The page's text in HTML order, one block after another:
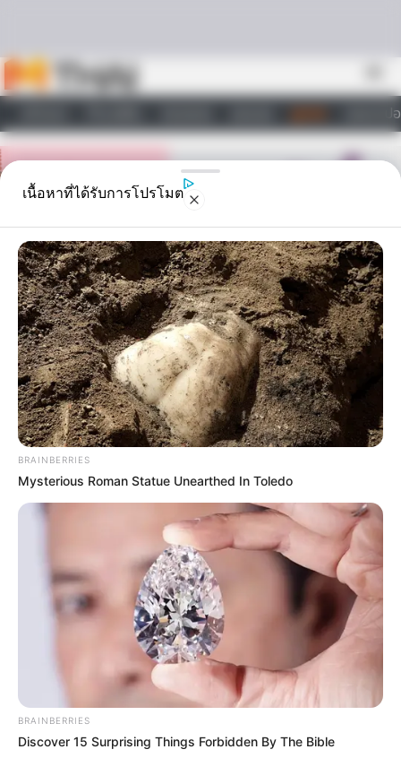
วอลเปเ
ไลฟ์สไตล์
ดูดวงรายวัน
ดวงรายวัน 21 มิถุนายน
พ.ศ. 2565
ดูดวงรายวัน ประจำวันอังคาร ที่ 21 มิถุนายน พ.ศ. 2565 คนวัน
อาทิตย์ ไพ่ประจำวันของท่าน คือ ไพ่สังคม วันนี้ใครทำงานด้านบริการ
ค้าขาย เป็นเซล หรือนายหน้า…
เนื้อหาที่ได้รับการโปรโมต
BRAINBERRIES
Mysterious Roman Statue Unearthed In Toledo
BRAINBERRIES
Discover 15 Surprising Things Forbidden By The Bible